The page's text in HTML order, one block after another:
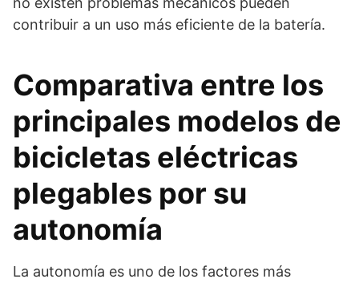
contribuir a un uso más eficiente de la batería.
Comparativa entre los
principales modelos de
bicicletas eléctricas
plegables por su
autonomía
La autonomía es uno de los factores más